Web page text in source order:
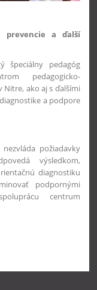
prevencie a ďalší
špeciálny pedagóg
pedagogicko-
Nitre, ako aj s ďalšími
a podpore
požiadavky
výsledkom,
diagnostiku
podpornými
centrum